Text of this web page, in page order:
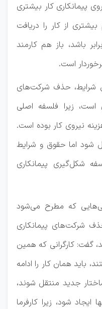
پیمانکاری کار بیشتری
از کار را دریافت
باشد، باز هم کارمند
است.
شرایط، حذف شرکت‌های
است، زیرا فلسفه اصلی
نیروی کار بوده است.
شود اما حقوق و شرایط
شکل‌گیری پیمانکاری
که مطرح می‌شود
شرکت‌های پیمانکاری
گفت: کارگرانی که همین
باید همان کار را ادامه
جدید منتقل شوند،
ایجاد شود، زیرا کارفرما